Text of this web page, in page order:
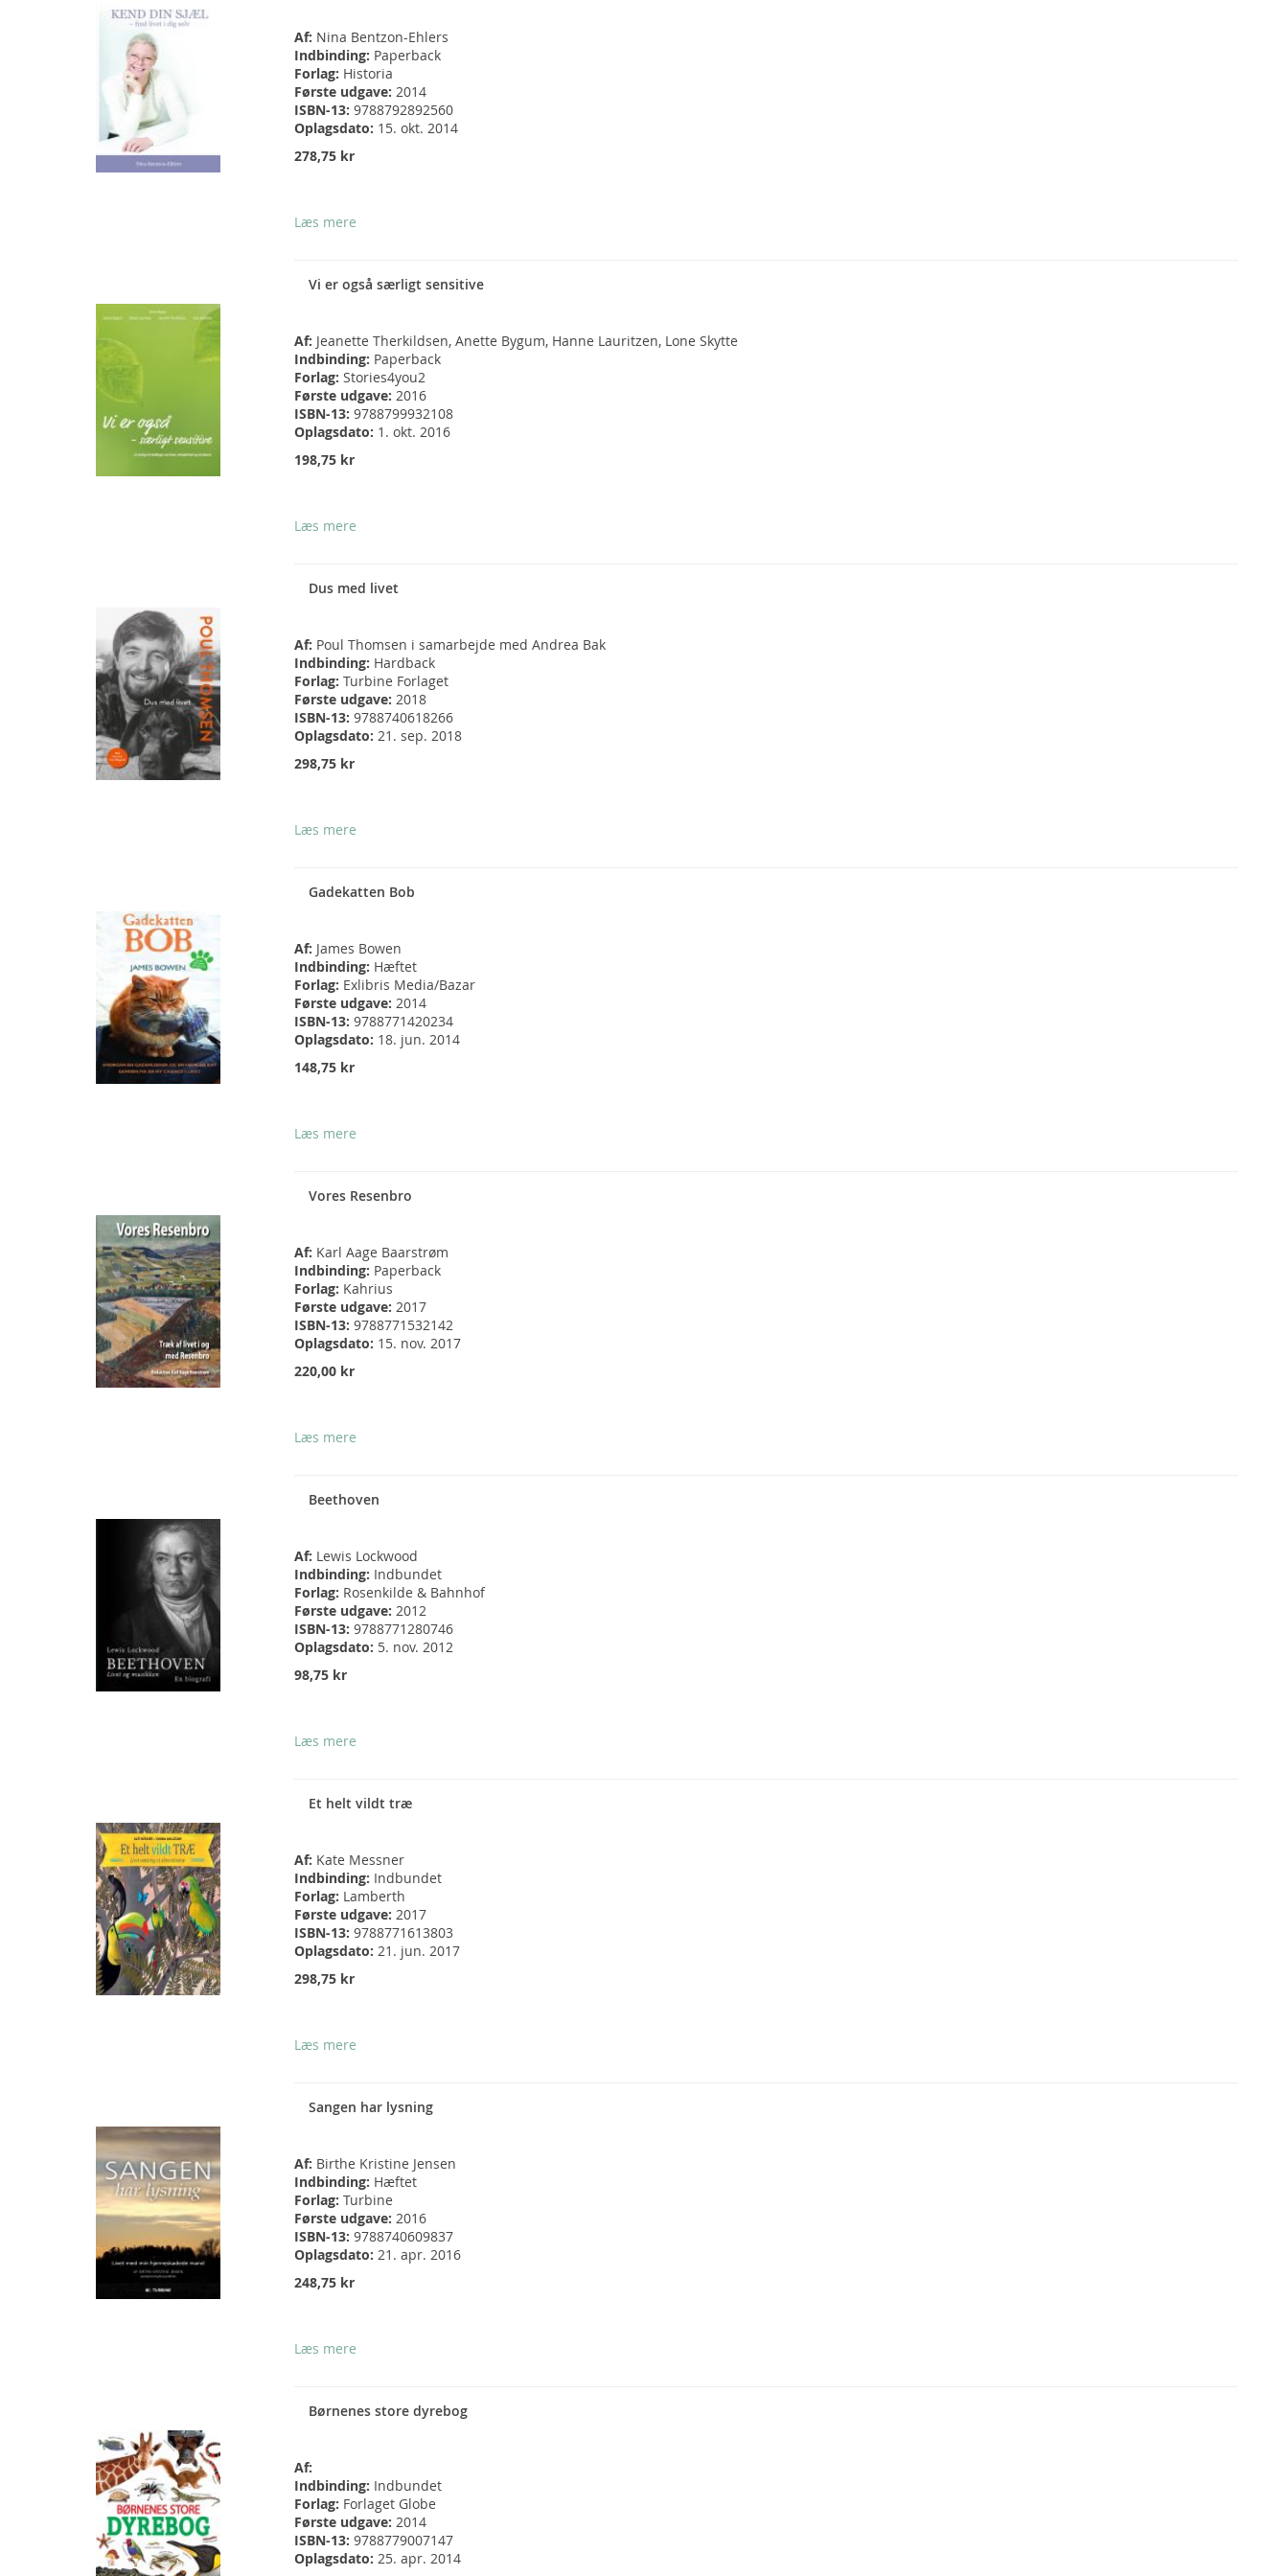
Af: Nina Bentzon-Ehlers
Indbinding: Paperback
Forlag: Historia
Første udgave: 2014
ISBN-13: 9788792892560
Oplagsdato: 15. okt. 2014
278,75 kr
Læs mere
Vi er også særligt sensitive
Af: Jeanette Therkildsen, Anette Bygum, Hanne Lauritzen, Lone Skytte
Indbinding: Paperback
Forlag: Stories4you2
Første udgave: 2016
ISBN-13: 9788799932108
Oplagsdato: 1. okt. 2016
198,75 kr
Læs mere
Dus med livet
Af: Poul Thomsen i samarbejde med Andrea Bak
Indbinding: Hardback
Forlag: Turbine Forlaget
Første udgave: 2018
ISBN-13: 9788740618266
Oplagsdato: 21. sep. 2018
298,75 kr
Læs mere
Gadekatten Bob
Af: James Bowen
Indbinding: Hæftet
Forlag: Exlibris Media/Bazar
Første udgave: 2014
ISBN-13: 9788771420234
Oplagsdato: 18. jun. 2014
148,75 kr
Læs mere
Vores Resenbro
Af: Karl Aage Baarstrøm
Indbinding: Paperback
Forlag: Kahrius
Første udgave: 2017
ISBN-13: 9788771532142
Oplagsdato: 15. nov. 2017
220,00 kr
Læs mere
Beethoven
Af: Lewis Lockwood
Indbinding: Indbundet
Forlag: Rosenkilde & Bahnhof
Første udgave: 2012
ISBN-13: 9788771280746
Oplagsdato: 5. nov. 2012
98,75 kr
Læs mere
Et helt vildt træ
Af: Kate Messner
Indbinding: Indbundet
Forlag: Lamberth
Første udgave: 2017
ISBN-13: 9788771613803
Oplagsdato: 21. jun. 2017
298,75 kr
Læs mere
Sangen har lysning
Af: Birthe Kristine Jensen
Indbinding: Hæftet
Forlag: Turbine
Første udgave: 2016
ISBN-13: 9788740609837
Oplagsdato: 21. apr. 2016
248,75 kr
Læs mere
Børnenes store dyrebog
Af:
Indbinding: Indbundet
Forlag: Forlaget Globe
Første udgave: 2014
ISBN-13: 9788779007147
Oplagsdato: 25. apr. 2014